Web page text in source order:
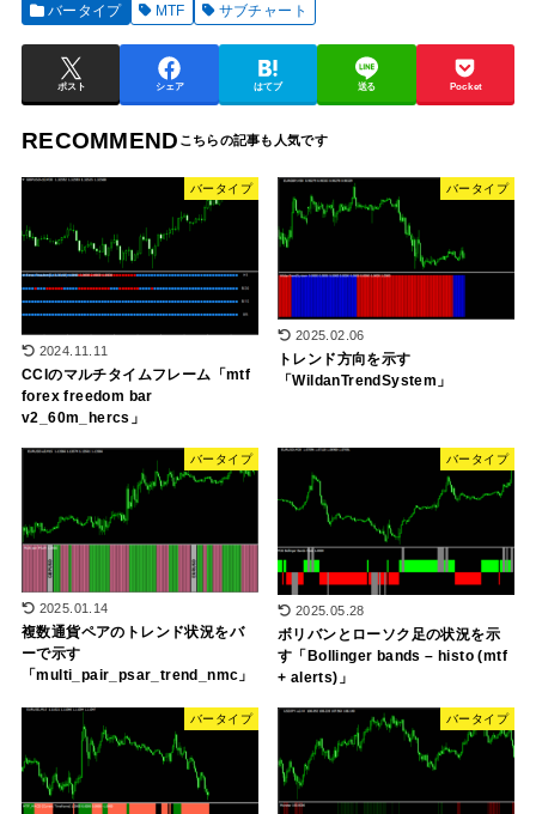
バータイプ MTF サブチャート
ポスト シェア はてブ 送る Pocket
RECOMMEND
バータイプ
2024.11.11
CCIのマルチタイムフレーム「mtf
forex freedom bar
v2_60m_hercs」
バータイプ
2025.02.06
トレンド方向を示す
「WildanTrendSystem」
バータイプ
2025.01.14
複数通貨ペアのトレンド状況をバ
ーで示す
「multi_pair_psar_trend_nmc」
バータイプ
2025.05.28
ボリバンとローソク足の状況を示
す「Bollinger bands – histo (mtf
+ alerts)」
バータイプ バータイプ